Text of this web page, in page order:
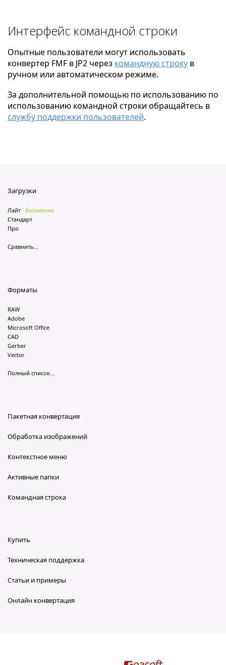
Интерфейс командной строки
Опытные пользователи могут использовать
конвертер FMF в JP2 через командную строку в
ручном или автоматическом режиме.
За дополнительной помощью по использованию по
использованию командной строки обращайтесь в
службу поддержки пользователей.
Загрузки
Лайт бесплатно
Стандарт
Про
Сравнить...
Форматы
RAW
Adobe
Microsoft Office
CAD
Gerber
Vector
Полный список...
Пакетная конвертация
Обработка изображений
Контекстное меню
Активные папки
Командная строка
Купить
Техническая поддержка
Статьи и примеры
Онлайн конвертация